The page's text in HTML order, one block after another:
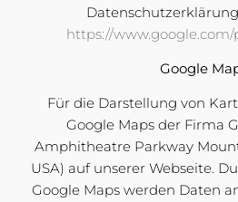
https://www.google.com/
Google
Für die Darstellung von
Google Maps der Firma
Amphitheatre Parkway
USA) auf unserer Webseite.
Google Maps werden Daten